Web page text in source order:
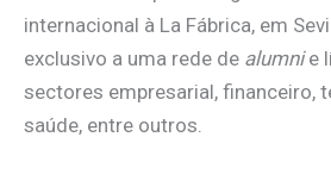
internacional à La Fábrica, em
exclusivo a uma rede de alumnie
sectores empresarial, financeiro,
saúde, entre outros.